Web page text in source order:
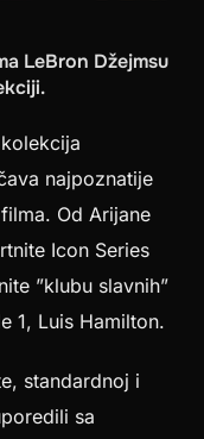
LeBron Džejmsu
najpoznatije
Od Arijane
Icon Series
”klubu slavnih”
1, Luis Hamilton.
standardnoj i
sa